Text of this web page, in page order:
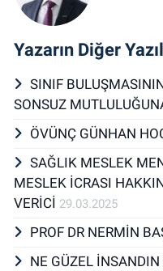
Yazarın Diğer
SINIF
SONSUZ
ÖVÜNÇ GÜNHAN
SAĞLIK MESLEK
MESLEK İCRASI
VERİCİ 29.03.2025
PROF DR NERMİN
NE GÜZEL